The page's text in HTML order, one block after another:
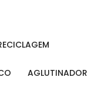
AGLUTINADOR